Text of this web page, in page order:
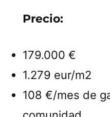
Precio:
179.000 €
1.279 eur/m2
108 €/mes de